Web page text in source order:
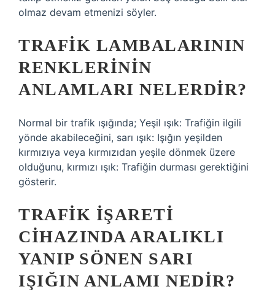
olmaz devam etmenizi söyler.
TRAFIK LAMBALARININ
RENKLERININ
ANLAMLARI NELERDIR?
Normal bir trafik ışığında; Yeşil ışık: Trafiğin ilgili
yönde akabileceğini, sarı ışık: Işığın yeşilden
kırmızıya veya kırmızıdan yeşile dönmek üzere
olduğunu, kırmızı ışık: Trafiğin durması gerektiğini
gösterir.
TRAFIK IŞARETI
CIHAZINDA ARALIKLI
YANIP SÖNEN SARI
IŞIĞIN ANLAMI NEDIR?